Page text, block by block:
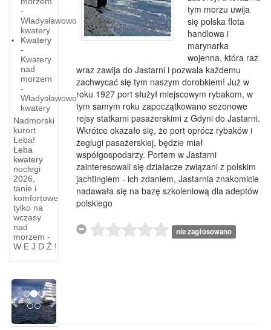
-
Władysławowo
kwatery
Kwatery
-
Kwatery
nad
morzem
-
Władysławowo
kwatery
Nadmorski
kurort
Łeba!
Łeba
kwatery
noclegi
2026,
tanie i
komfortowe
tylko na
wczasy
nad
morzem -
W E J D Ź !
Literatura
o
morzu
NIE BYŁO
NAS,
BYŁO
MORZE,
BYŁ
'którego
PreviousNext
tym morzu uwija
się polska flota
handlowa i
marynarka
wojenna, która raz
wraz zawija do Jastarni i pozwala każdemu
zachwycać się tym naszym dorobkiem! Już w
roku 1927 port służył miejscowym rybakom, w
tym samym roku zapoczątkowano sezonowe
rejsy statkami pasażerskimi z Gdyni do Jastarni.
Wkrótce okazało się, że port oprócz rybaków i
żeglugi pasażerskiej, będzie miał
współgospodarzy. Portem w Jastarni
zainteresowali się działacze związani z polskim
jachtingiem - ich zdaniem, Jastarnia znakomicie
nadawała się na bazę szkoleniową dla adeptów
polskiego
nie zagłosowano